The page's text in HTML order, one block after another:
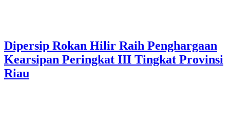
Dipersip Rokan Hilir Raih Penghargaan
Kearsipan Peringkat III Tingkat Provinsi
Riau